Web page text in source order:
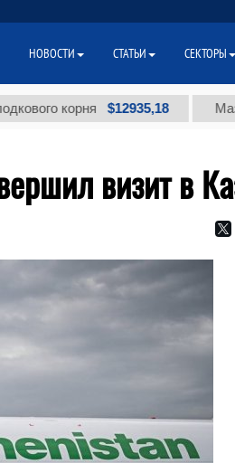
корня $12935,18 Мазут
визит в
НОВОСТИ СТАТЬИ СЕКТОРЫ